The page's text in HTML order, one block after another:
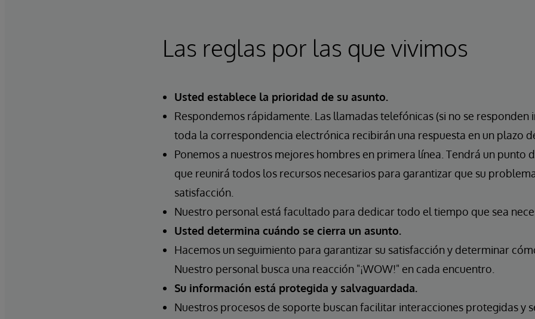
Las reglas por las que vivimos
Usted establece la prioridad de su asunto.
Respondemos rápidamente. Las llamadas telefónicas (si no se responden
toda la correspondencia electrónica recibirán una respuesta en un plazo
Ponemos a nuestros mejores hombres en primera línea. Tendrá un punto
que reunirá todos los recursos necesarios para garantizar que su
satisfacción.
Nuestro personal está facultado para dedicar todo el tiempo que sea
Usted determina cuándo se cierra un asunto.
Hacemos un seguimiento para garantizar su satisfacción y determinar
Nuestro personal busca una reacción "¡WOW!" en cada encuentro.
Su información está protegida y salvaguardada.
Nuestros procesos de soporte buscan facilitar interacciones protegidas y